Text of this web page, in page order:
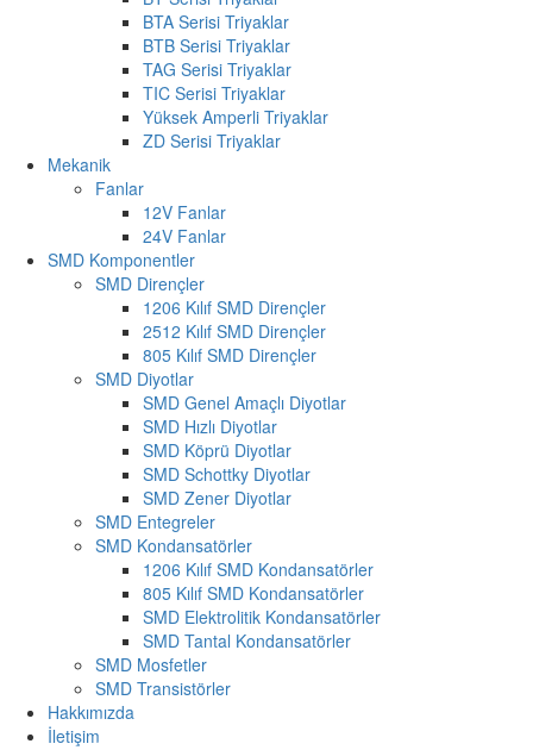
BTA Serisi Triyaklar
BTB Serisi Triyaklar
TAG Serisi Triyaklar
TIC Serisi Triyaklar
Yüksek Amperli Triyaklar
ZD Serisi Triyaklar
Mekanik
Fanlar
12V Fanlar
24V Fanlar
SMD Komponentler
SMD Dirençler
1206 Kılıf SMD Dirençler
2512 Kılıf SMD Dirençler
805 Kılıf SMD Dirençler
SMD Diyotlar
SMD Genel Amaçlı Diyotlar
SMD Hızlı Diyotlar
SMD Köprü Diyotlar
SMD Schottky Diyotlar
SMD Zener Diyotlar
SMD Entegreler
SMD Kondansatörler
1206 Kılıf SMD Kondansatörler
805 Kılıf SMD Kondansatörler
SMD Elektrolitik Kondansatörler
SMD Tantal Kondansatörler
SMD Mosfetler
SMD Transistörler
Hakkımızda
İletişim